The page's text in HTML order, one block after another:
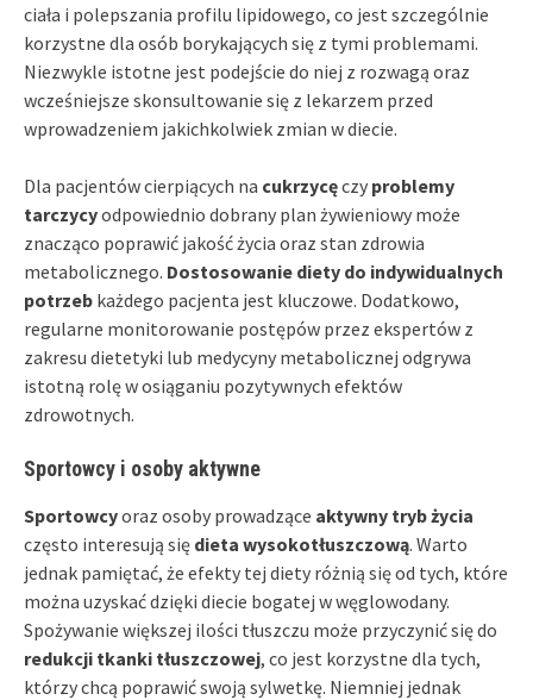
ciała i polepszania profilu lipidowego, co jest szczególnie
korzystne dla osób borykających się z tymi problemami.
Niezwykle istotne jest podejście do niej z rozwagą oraz
wcześniejsze skonsultowanie się z lekarzem przed
wprowadzeniem jakichkolwiek zmian w diecie.
Dla pacjentów cierpiących na cukrzycęczy problemy
tarczycyodpowiednio dobrany plan żywieniowy może
znacząco poprawić jakość życia oraz stan zdrowia
metabolicznego. Dostosowanie diety do indywidualnych
potrzeb każdego pacjenta jest kluczowe. Dodatkowo,
regularne monitorowanie postępów przez ekspertów z
zakresu dietetyki lub medycyny metabolicznej odgrywa
istotną rolę w osiąganiu pozytywnych efektów
zdrowotnych.
Sportowcy i osoby aktywne
Sportowcyoraz osoby prowadzące aktywny tryb życia
często interesują się dieta wysokotłuszczową. Warto
jednak pamiętać, że efekty tej diety różnią się od tych, które
można uzyskać dzięki diecie bogatej w węglowodany.
Spożywanie większej ilości tłuszczu może przyczynić się do
redukcji tkanki tłuszczowej, co jest korzystne dla tych,
którzy chcą poprawić swoją sylwetkę. Niemniej jednak